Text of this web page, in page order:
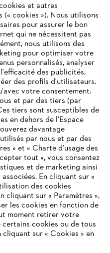
INTERNET
CHARGE
que nous ne prenons plus
de notre site ne
Pour une utilisation
et autres
cookies »). Nous utilisons
pour assurer le bon
qui ne nécessitent pas
nous utilisons des
pour optimiser votre
personnalisés, analyser
des publicités,
des profils d'utilisateurs.
votre consentement.
et par des tiers (par
tiers sont susceptibles de
en dehors de l'Espace
davantage
par nous et par des
» et « Charte d’usage des
tout », vous consentez
et de marketing ainsi
En cliquant sur «
des cookies
cliquant sur « Paramètres »,
les cookies en fonction de
moment retirer votre
cookies ou de tous
sur « Cookies » en